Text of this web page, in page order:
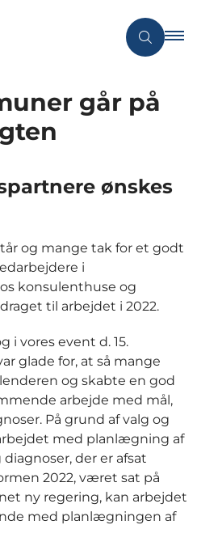
går på
ønskes
og mange tak for et godt
i
konsulenthuse og
til arbejdet i 2022.
i vores event d. 15.
glade for, at så mange
og skabte en god
arbejde med mål,
På grund af valg og
med planlægning af
der er afsat
2022, været sat på
ny regering, kan arbejdet
med planlægningen af